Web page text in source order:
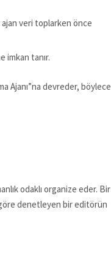
ajan veri toplarken önce
imkan tanır.
Ajanı”na devreder, böylece
odaklı organize eder. Bir
denetleyen bir editörün